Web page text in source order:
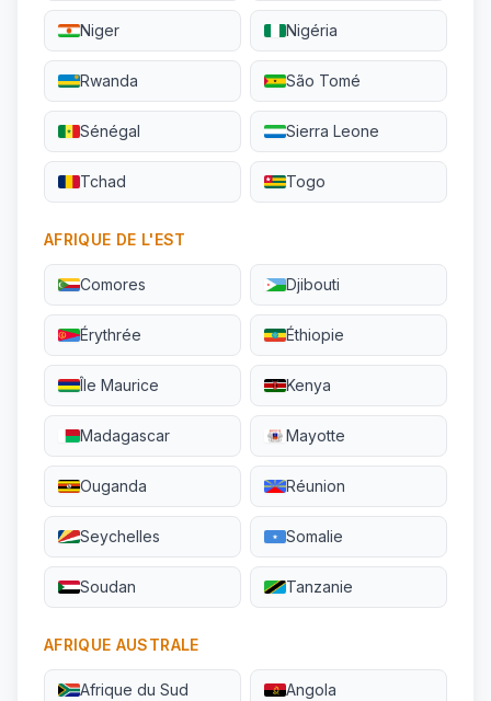
Niger Nigéria
Rwanda São Tomé
Sénégal Sierra Leone
Tchad Togo
AFRIQUE DE L'EST
Comores Djibouti
Érythrée Éthiopie
Île Maurice Kenya
Madagascar Mayotte
Ouganda Réunion
Seychelles Somalie
Soudan Tanzanie
AFRIQUE AUSTRALE
Afrique du Sud Angola